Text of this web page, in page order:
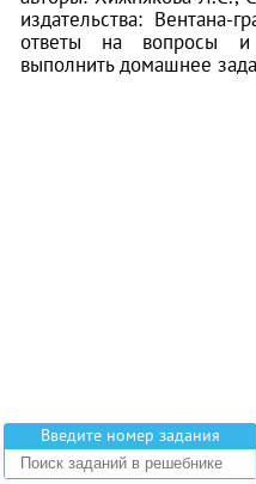
издательства:
ответы на вопросы
выполнить домашнее
Введите номер задания